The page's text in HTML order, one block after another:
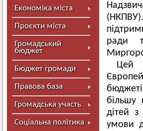
Економіка міста
Проєкти міста
Громадський
бюджет
Бюджет громади
Правова база
Громадська участь
Соціальна політика
(НКПВУ).
ради
Цей
більшу
дітей з
умови